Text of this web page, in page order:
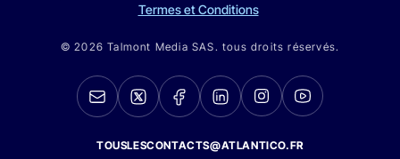
Termes et Conditions
© 2026 Talmont Media SAS. tous droits réservés.
TOUSLESCONTACTS@ATLANTICO.FR